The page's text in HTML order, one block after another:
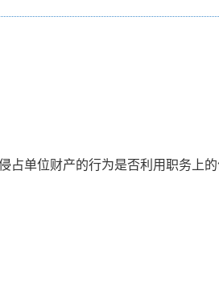
单位财产的行为是否利用职务上的